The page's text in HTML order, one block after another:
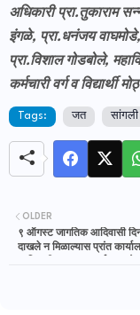
अधिकारी प्रा.तुकाराम
इंगळे, प्रा.धनंजय
प्रा.विशाल गोडबोले,
कर्मचारी वर्ग व विद्यार्थी
Tags: जत सांगली
OLDER
९ ऑगस्ट जागतिक आदिवासी
दाखले न मिळाल्यास प्रांत